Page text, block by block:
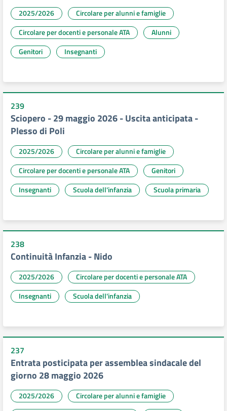
2025/2026
Circolare per alunni e famiglie
Circolare per docenti e personale ATA
Alunni
Genitori
Insegnanti
239
Sciopero - 29 maggio 2026 - Uscita anticipata -
Plesso di Poli
2025/2026
Circolare per alunni e famiglie
Circolare per docenti e personale ATA
Genitori
Insegnanti
Scuola dell'infanzia Scuola primaria
238
Continuità Infanzia - Nido
2025/2026
Circolare per docenti e personale ATA
Insegnanti
Scuola dell'infanzia
237
Entrata posticipata per assemblea sindacale del
giorno 28 maggio 2026
2025/2026
Circolare per alunni e famiglie